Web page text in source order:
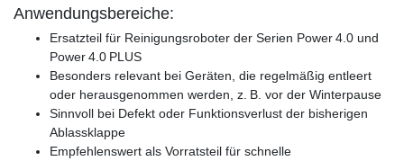
Anwendungsbereiche:
Ersatzteil für Reinigungsroboter der Serien Power 4.0 und
Power 4.0 PLUS
Besonders relevant bei Geräten, die regelmäßig entleert
oder herausgenommen werden, z. B. vor der Winterpause
Sinnvoll bei Defekt oder Funktionsverlust der bisherigen
Ablassklappe
Empfehlenswert als Vorratsteil für schnelle